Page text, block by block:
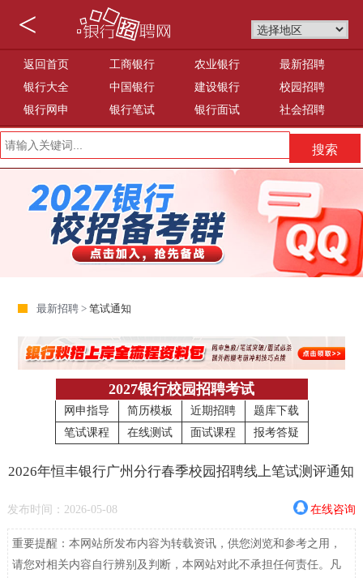
<
返回首页 工商银行 农业银行
最新招聘
银行大全
中国银行 建设银行
校园招聘
银行网申
银行笔试 银行面试 社会招聘
最新招聘 >笔试通知
2027银行校园招聘考试
网申指导 简历模板 近期招聘
题库下载
笔试课程
在线测试 面试课程 报考答疑
2026年恒丰银行广州分行春季校园招聘线上笔试测评通知
发布时间：2026-05-08 在线咨询
重要提醒：本网站所发布内容为转载资讯，供您浏览和参考之用，
请您对相关内容自行辨别及判断，本网站对此不承担任何责任。凡